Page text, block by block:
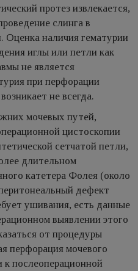
протез извлекается,
слинга в
Оценка наличия гематурии
иглы или петли как
не является
при перфорации
не всегда.
мочевых путей,
цистоскопии
сетчатой петли,
длительном
катетера Фолея (около
дефект
ушивания, есть данные
выявлении этого
от процедуры
перфорация мочевого
послеоперационной